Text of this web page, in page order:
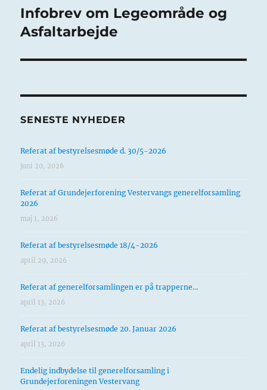
Næste
indlæg:
Infobrev om Legeområde og
Asfaltarbejde
SENESTE NYHEDER
Referat af bestyrelsesmøde d. 30/5-2026
juni 20, 2026
Referat af Grundejerforening Vestervangs generelforsamling
2026
maj 1, 2026
Referat af bestyrelsesmøde 18/4-2026
april 29, 2026
Referat af generelforsamlingen er på trapperne…
april 13, 2026
Referat af bestyrelsesmøde 20. Januar 2026
april 13, 2026
Endelig indbydelse til generelforsamling i
Grundejerforeningen Vestervang